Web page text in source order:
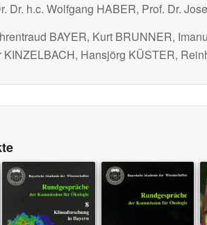
Dr. h.c. Wolfgang HABER, Prof. Dr.
BAYER, Kurt BRUNNER,
Hansjörg KÜSTER,